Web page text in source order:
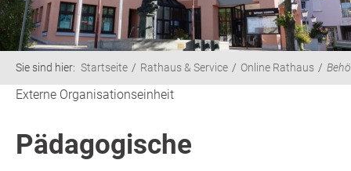
Sie sind hier: Startseite Rathaus & Service Online Rathaus
Externe Organisationseinheit
Pädagogische